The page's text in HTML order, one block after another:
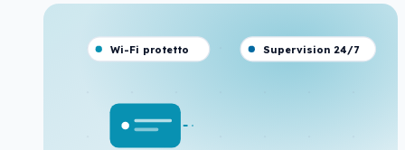
Wi-Fi protetto Supervision 24/7